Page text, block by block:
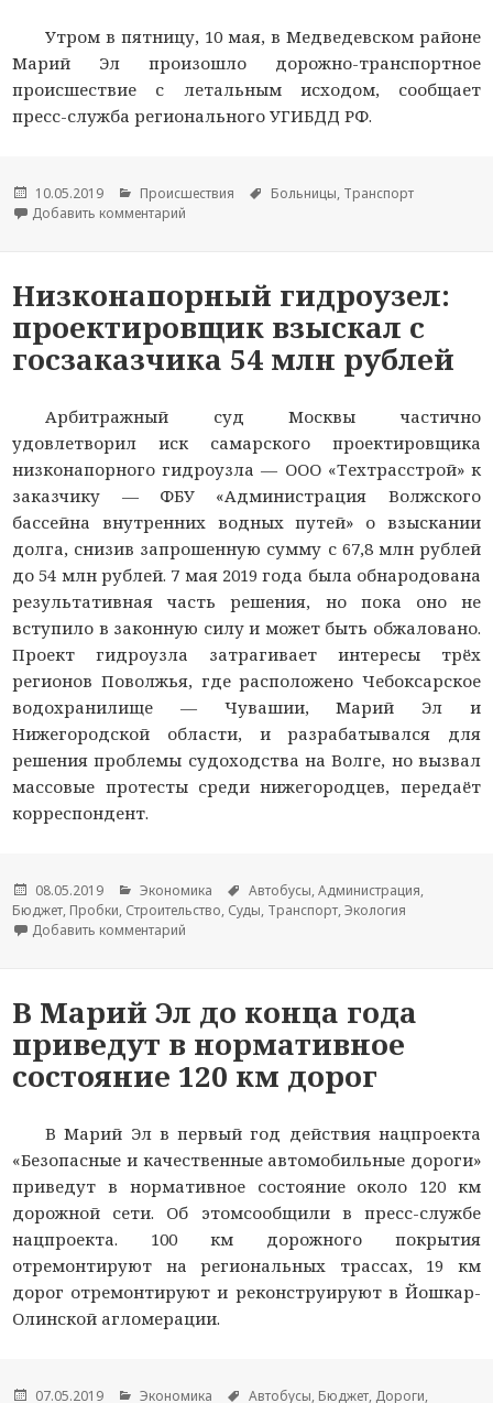
Утром в пятницу, 10 мая, в Медведевском районе
Марий Эл произошло дорожно-транспортное
происшествие с летальным исходом, сообщает
пресс-служба регионального УГИБДД РФ.
Опубликовано
10.05.2019 Рубрики
Происшествия Метки
Больницы, Транспорт
Добавить комментарий
Низконапорный гидроузел:
проектировщик взыскал с
госзаказчика 54 млн рублей
Арбитражный суд Москвы частично
удовлетворил иск самарского проектировщика
низконапорного гидроузла — ООО «Техтрасстрой» к
заказчику — ФБУ «­Администрация Волжского
бассейна внутренних водных путей» о взыскании
долга, снизив запрошенную сумму с 67,8 млн рублей
до 54 млн рублей. 7 мая 2019 года была обнародована
результативная часть решения, но пока оно не
вступило в законную силу и может быть обжаловано.
Проект гидроузла затрагивает интересы трёх
регионов Поволжья, где расположено Чебоксарское
водохранилище — Чувашии, Марий Эл и
Нижегородской области, и разрабатывался для
решения проблемы судоходства на Волге, но вызвал
массовые протесты среди нижегородцев, передаёт
корреспондент.
Опубликовано
08.05.2019 Рубрики
Экономика Метки
Автобусы,Администрация,
Бюджет, Пробки, Строительство, Суды, Транспорт,Экология
Добавить комментарий
В Марий Эл до конца года
приведут в нормативное
состояние 120 км дорог
В Марий Эл в первый год действия нацпроекта
«Безопасные и качественные автомобильные дороги»
приведут в нормативное состояние около 120 км
дорожной сети. Об этомсообщили в пресс-службе
нацпроекта. 100 км дорожного покрытия
отремонтируют на региональных трассах, 19 км
дорог отремонтируют и реконструируют в Йошкар-
Олинской агломерации.
Опубликовано
07.05.2019 Рубрики
Экономика Метки
Автобусы, Бюджет, Дороги,